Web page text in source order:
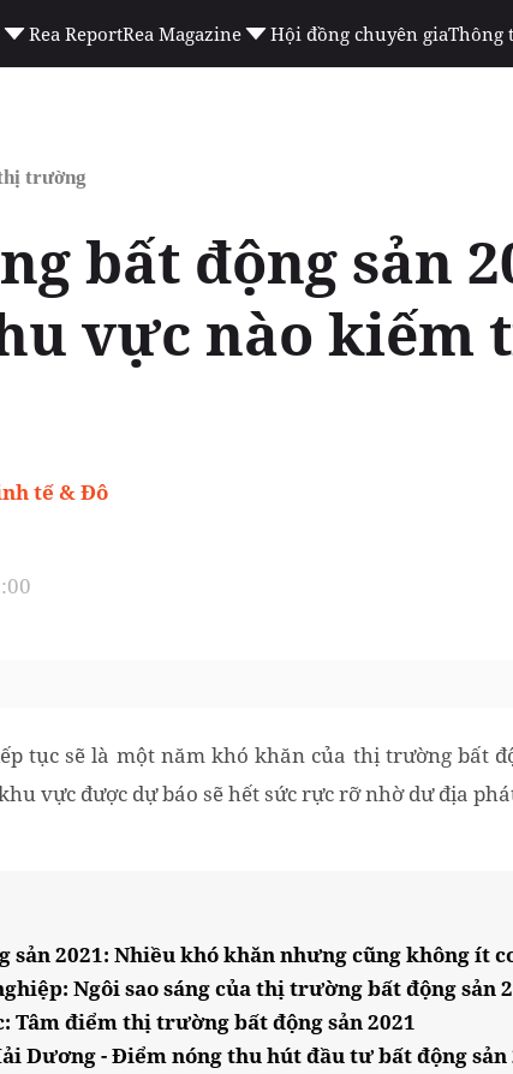
Rea ReportRea Magazine Hội đồng chuyên giaThông
trường
bất động sản
vực nào kiếm
tế & Đô
tục sẽ là một năm khó khăn của thị trường bất
vực được dự báo sẽ hết sức rực rỡ nhờ dư địa
sản 2021: Nhiều khó khăn nhưng cũng không ít
Ngôi sao sáng của thị trường bất động sản
Tâm điểm thị trường bất động sản 2021
Dương - Điểm nóng thu hút đầu tư bất động sản